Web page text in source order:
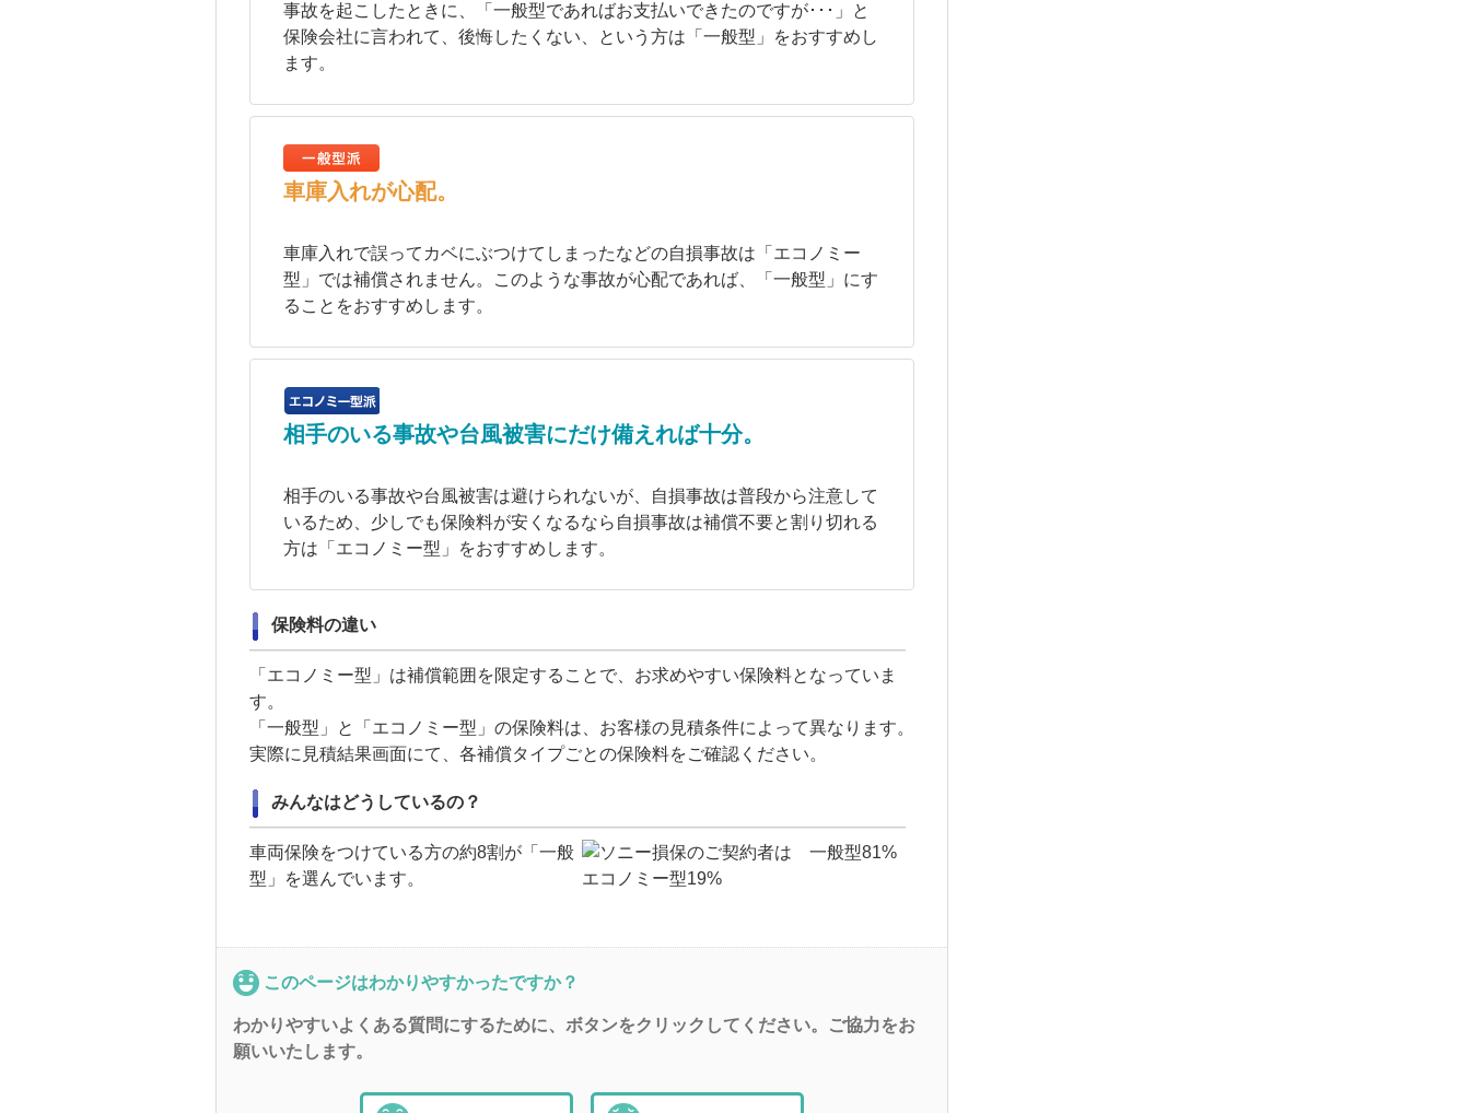
事故を起こしたときに、「一般型であればお支払いできたのですが･･･」と
保険会社に言われて、後悔したくない、という方は「一般型」をおすすめし
ます。
車庫入れが心配。
車庫入れで誤ってカベにぶつけてしまったなどの自損事故は「エコノミー
型」では補償されません。このような事故が心配であれば、「一般型」にす
ることをおすすめします。
相手のいる事故や台風被害にだけ備えれば十分。
相手のいる事故や台風被害は避けられないが、自損事故は普段から注意して
いるため、少しでも保険料が安くなるなら自損事故は補償不要と割り切れる
方は「エコノミー型」をおすすめします。
保険料の違い
「エコノミー型」は補償範囲を限定することで、お求めやすい保険料となっていま
す。
「一般型」と「エコノミー型」の保険料は、お客様の見積条件によって異なります。
実際に見積結果画面にて、各補償タイプごとの保険料をご確認ください。
みんなはどうしているの？
車両保険をつけている方の約8割が「一般
型」を選んでいます。
このページはわかりやすかったですか？
わかりやすいよくある質問にするために、ボタンをクリックしてください。ご協力をお
願いいたします。